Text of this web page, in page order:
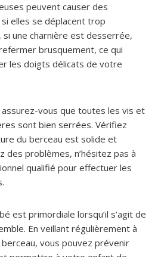
peuvent causer des
elles se déplacent trop
une charnière est desserrée,
brusquement, ce qui
les doigts délicats de votre
vous que toutes les vis et
sont bien serrées. Vérifiez
du berceau est solide et
des problèmes, n’hésitez pas à
qualifié pour effectuer les
est primordiale lorsqu’il s’agit de
En veillant régulièrement à
vous pouvez prévenir